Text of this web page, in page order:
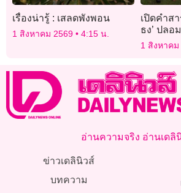
เรื่องน่ารู้ : เสลดพังพอน
1 สิงหาคม 2569 4:15 น.
เปิดคำส
ธง’ ปลอ
ทรัพย์ ‘พ่
1 สิงหาคม
อ่านความจริง อ่านเดลิ
ข่าวเดลินิวส์
บทความ